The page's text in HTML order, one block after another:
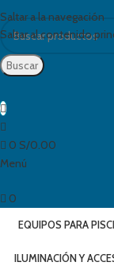
Saltar a la navegación
Saltar al contenido
Buscar
0 S/0.00
Menú
0
EQUIPOS PARA
ILUMINACIÓN Y